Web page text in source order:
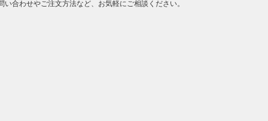
い合わせやご注文方法など、お気軽にご相談ください。